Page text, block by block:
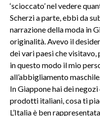
‘scioccato’ nel vedere
Scherzi a parte, ebbi da
narrazione della moda in
originalità. Avevo il
dei vari paesi che
in questo modo il mio
all’abbigliamento
In Giappone hai dei
prodotti italiani, cosa ti
L’Italia è ben